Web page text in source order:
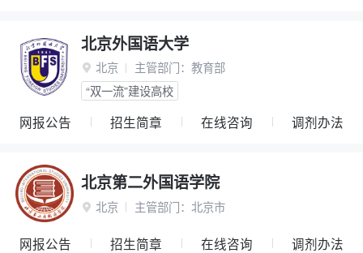
北京外国语大学
 北京 主管部门： 教育部
“双一流”建设高校
网报公告 招生简章 在线咨询 调剂办法
北京第二外国语学院
 北京 主管部门： 北京市
网报公告 招生简章 在线咨询 调剂办法